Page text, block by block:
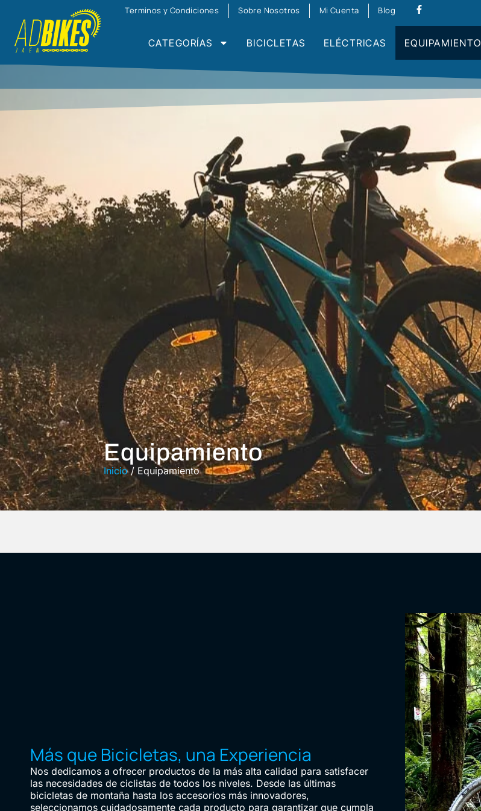
Terminos y Condiciones Sobre Nosotros Mi Cuenta Blog
CATEGORÍAS BICICLETAS ELÉCTRICAS EQUIPAMIENTO
Equipamiento
Inicio/ Equipamiento
Más que Bicicletas, una Experiencia
Nos dedicamos a ofrecer productos de la más alta calidad para satisfacer
las necesidades de ciclistas de todos los niveles. Desde las últimas
bicicletas de montaña hasta los accesorios más innovadores,
seleccionamos cuidadosamente cada producto para garantizar que cumpla